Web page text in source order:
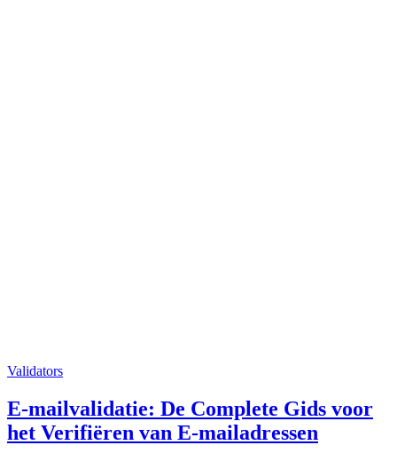
Validators
E-mailvalidatie: De Complete Gids voor
het Verifiëren van E-mailadressen